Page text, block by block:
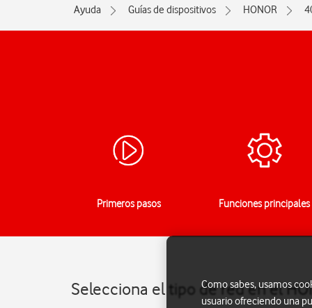
Ayuda Guías de dispositivos HONOR
Primeros pasos Funciones principales
Selecciona el tipo de red en el
Como sabes, usamos
usuario ofreciendo una